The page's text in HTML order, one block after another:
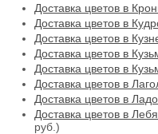
Доставка цветов в
Доставка цветов в
Доставка цветов в
Доставка цветов в
Доставка цветов в
Доставка цветов в
Доставка цветов в
Доставка цветов в
руб.)